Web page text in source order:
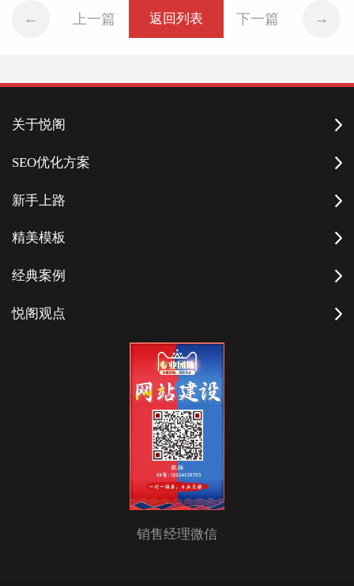
上一篇 返回列表 下一篇
关于悦阁
SEO优化方案
新手上路
精美模板
经典案例
悦阁观点
销售经理微信